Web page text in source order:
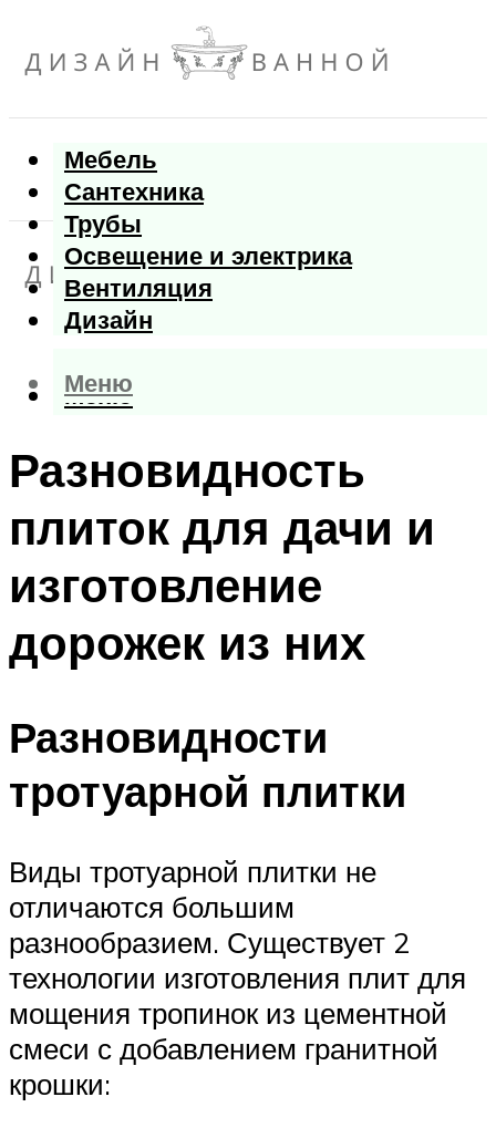
Мебель
Сантехника
Трубы
Освещение и электрика
Вентиляция
Дизайн
Меню
Меню
Разновидность
плиток для дачи и
изготовление
дорожек из них
Разновидности
тротуарной плитки
Виды тротуарной плитки не
отличаются большим
разнообразием. Существует 2
технологии изготовления плит для
мощения тропинок из цементной
смеси с добавлением гранитной
крошки: